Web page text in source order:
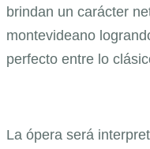
brindan un carácter
montevideano
perfecto entre lo
La ópera será